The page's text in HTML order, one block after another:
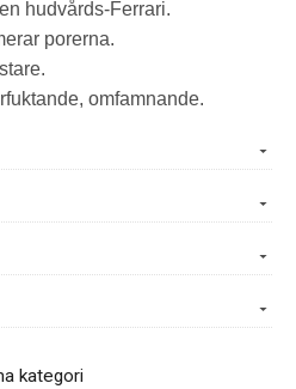
hudvårds-Ferrari.
porerna.
omfamnande.
kategori